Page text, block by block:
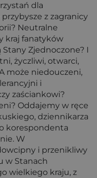
dla
z zagranicy
Neutralne
kraj fanatyków
Zjednoczone? I
życzliwi, otwarci,
może niedouczeni,
i
zaściankowi?
Oddajemy w ręce
dziennikarza
korespondenta
W
i przenikliwy
w Stanach
wielkiego kraju, z